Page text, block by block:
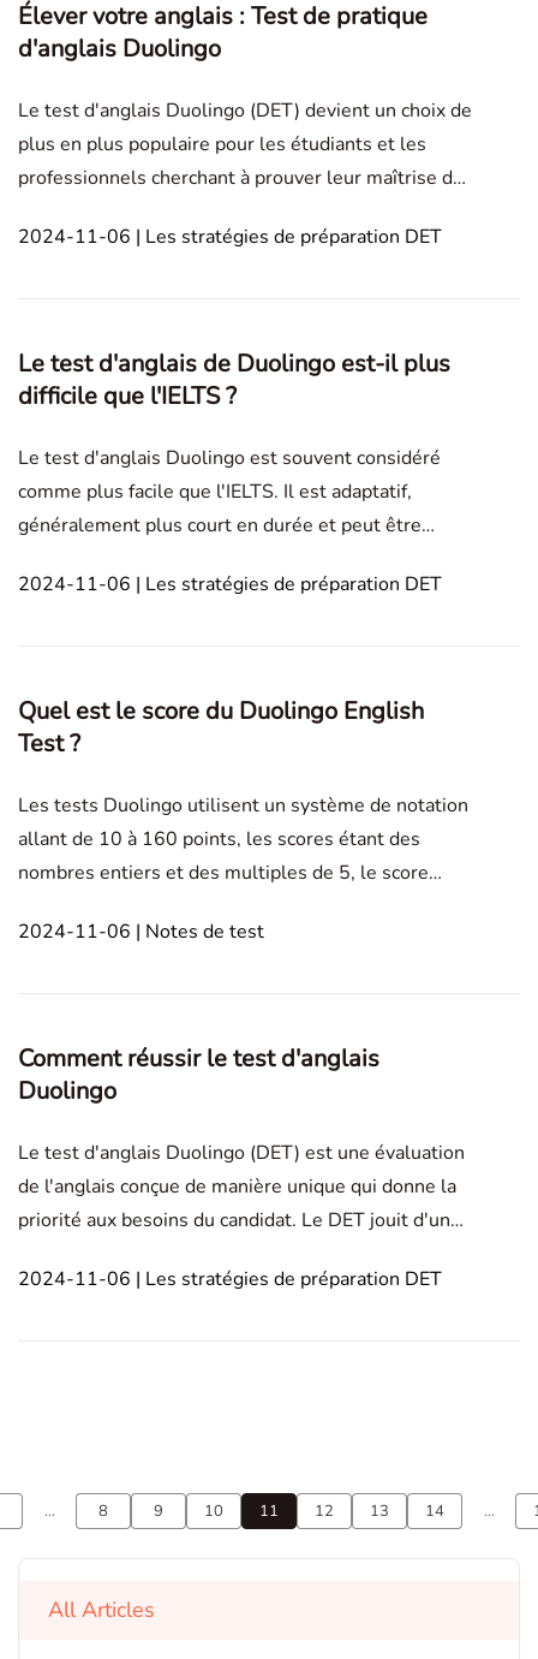
All Articles
Élever votre anglais : Test de pratique
d'anglais Duolingo
Le test d'anglais Duolingo (DET) devient un choix de
plus en plus populaire pour les étudiants et les
professionnels cherchant à prouver leur maîtrise de
le rendent accessible à beaucoup, et de plus en plus
2024-11-06 | Les stratégies de préparation DET
Le test d'anglais de Duolingo est-il plus
difficile que l'IELTS ?
Le test d'anglais Duolingo est souvent considéré
comme plus facile que l'IELTS. Il est adaptatif,
généralement plus court en durée et peut être
comparaison détaillée entre l'IELTS et le test
2024-11-06 | Les stratégies de préparation DET
Quel est le score du Duolingo English
Test ?
Les tests Duolingo utilisent un système de notation
allant de 10 à 160 points, les scores étant des
nombres entiers et des multiples de 5, le score
les subtilités du mécanisme de notation du DET, en
2024-11-06 | Notes de test
Comment réussir le test d'anglais
Duolingo
Le test d'anglais Duolingo (DET) est une évaluation
de l'anglais conçue de manière unique qui donne la
priorité aux besoins du candidat. Le DET jouit d'une
pour ceux qui cherchent à démontrer leur maîtrise
2024-11-06 | Les stratégies de préparation DET
... 8 9 10 11 12 13 14 ...